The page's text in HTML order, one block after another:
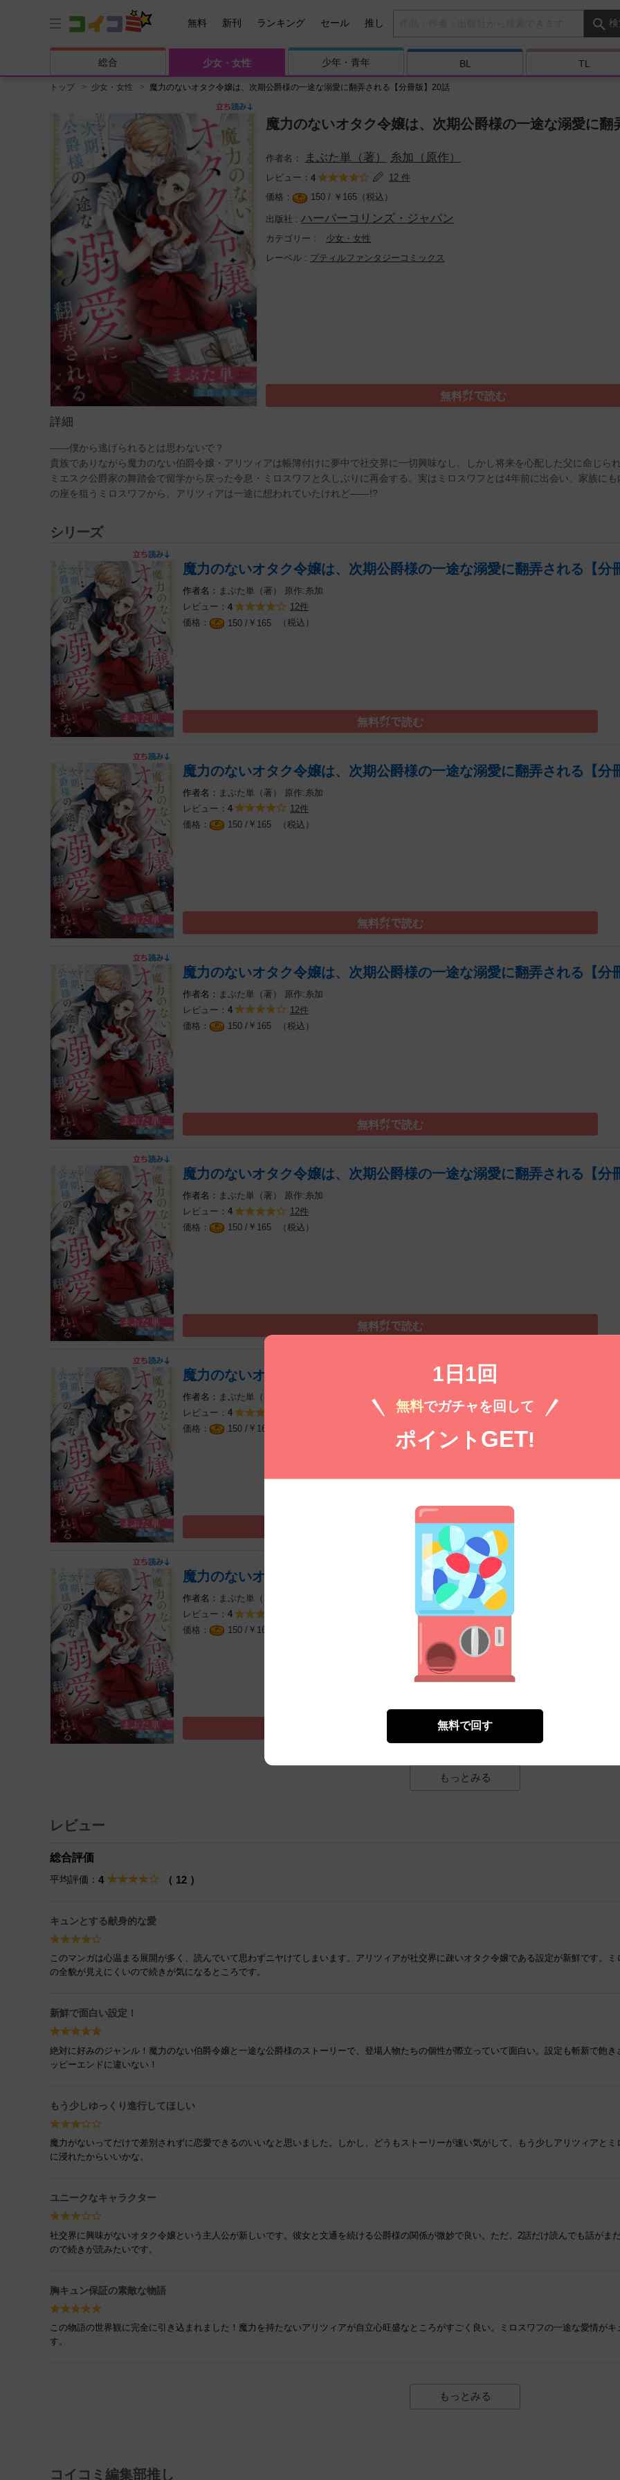
無料 新刊 ランキング セール 推し
総合 少女・ 女性 少年・ 青年 BL TL
トップ 少女・女性 魔力のないオタク令嬢は、次期公爵様の一途な溺愛に翻弄される【分冊版】20話
魔力のないオタク令嬢は、次期公爵様の一途な溺愛に翻
まぶた単（著） 糸加（原作）
レビュー： 4
12 件
150 / ￥ 165（税込）
ハーパーコリンズ・ジャパン
少女・女性
プティルファンタジーコミックス
無料㌽で読む
詳細
――僕から逃げられるとは思わないで？
貴族でありながら魔力のない伯爵令嬢・アリツィアは帳簿付けに夢中で社交界に一切興味なし。しかし将来を心配した父に命じ
ミエスク公爵家の舞踏会で留学から戻った令息・ミロスワフと久しぶりに再会する。実はミロスワフとは4年前に出会い、家族に
の座を狙うミロスワフから、アリツィアは一途に想われていたけれど――!?
シリーズ
魔力のないオタク令嬢は、次期公爵様の一途な溺愛に翻弄される【分
まぶた単（著）
原作:糸加
レビュー： 4
12件
150 / ￥ 165 （税込）
無料㌽で読む
魔力のないオタク令嬢は、次期公爵様の一途な溺愛に翻弄される【分
まぶた単（著）
原作:糸加
レビュー： 4
12件
150 / ￥ 165 （税込）
無料㌽で読む
魔力のないオタク令嬢は、次期公爵様の一途な溺愛に翻弄される【分
まぶた単（著）
原作:糸加
レビュー： 4
12件
150 / ￥ 165 （税込）
無料㌽で読む
魔力のないオタク令嬢は、次期公爵様の一途な溺愛に翻弄される【分
まぶた単（著）
原作:糸加
レビュー： 4
12件
150 / ￥ 165 （税込）
無料㌽で読む
魔力のないオタク令嬢は、次期公爵様の一途な溺愛に翻弄される【分
まぶた単（著）
レビュー： 4
150 / ￥ 165
無料㌽で読む
魔力のないオタク令嬢は、次期公爵様の一途な溺愛に翻弄される【分
まぶた単（著）
レビュー： 4
150 / ￥ 165
もっとみる
レビュー
総合評価
平均評価： 4 （ 12 ）
キュンとする献身的な愛
このマンガは心温まる展開が多く、読んでいて思わずニヤけてしまいます。アリツィアが社交界に疎いオタク令嬢である設定が新鮮です。
の全貌が見えにくいので続きが気になるところです。
新鮮で面白い設定！
絶対に好みのジャンル！魔力のない伯爵令嬢と一途な公爵様のストーリーで、登場人物たちの個性が際立っていて面白い。設定も斬新で飽
ッピーエンドに違いない！
もう少しゆっくり進行してほしい
魔力がないってだけで差別されずに恋愛できるのいいなと思いました。しかし、どうもストーリーが速い気がして、もう少しアリツィアと
に浸れたからいいかな。
ユニークなキャラクター
社交界に興味がないオタク令嬢という主人公が新しいです。彼女と文通を続ける公爵様の関係が微妙で良い。ただ、2話だけ読んでも話が
ので続きが読みたいです。
胸キュン保証の素敵な物語
この物語の世界観に完全に引き込まれました！魔力を持たないアリツィアが自立心旺盛なところがすごく良い。ミロスワフの一途な愛情が
す。
もっとみる
コイコミ編集部推し
1日1回
無料でガチャを回して
ポイント GET!
無料で回す